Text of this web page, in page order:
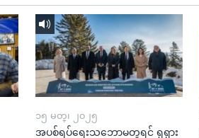
၁၅ မတ္၊ ၂၀၂၅
အပစ်ရပ်ရေးသဘောမတူရင် ရုရှား